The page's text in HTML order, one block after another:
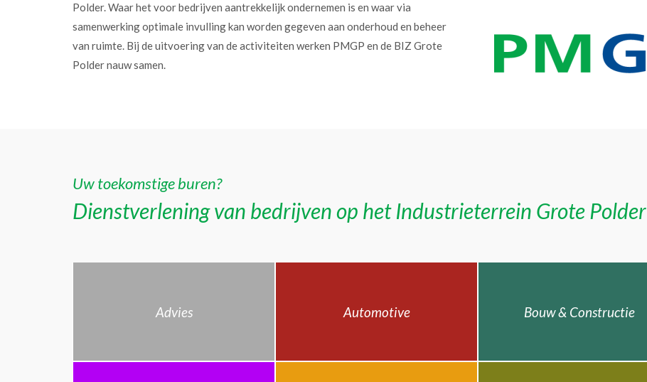
Polder. Waar het voor bedrijven aantrekkelijk ondernemen is en waar via
samenwerking optimale invulling kan worden gegeven aan onderhoud en beheer
van ruimte. Bij de uitvoering van de activiteiten werken PMGP en de BIZ Grote
Polder nauw samen.
Uw toekomstige buren?
Dienstverlening van bedrijven op het Industrieterrein Grote Polder
Advies Automotive Bouw & Constructie